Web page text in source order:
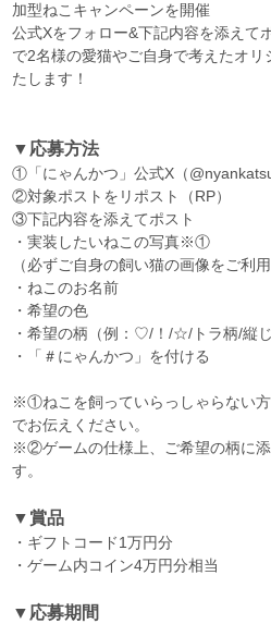
加型ねこキャンペーンを開催
公式Xをフォロー&下記内容を添えて
で2名様の愛猫やご自身で考えたオ
たします！
▼応募方法
①「にゃんかつ」公式X（
②対象ポストをリポスト（RP）
③下記内容を添えてポスト
・実装したいねこの写真※①
（必ずご自身の飼い猫の画像をご利用
・ねこのお名前
・希望の色
・希望の柄（例：♡/！/☆/トラ柄/
・「＃にゃんかつ」を付ける
※①ねこを飼っていらっしゃらない
でお伝えください。
※②ゲームの仕様上、ご希望の柄に
す。
▼賞品
・ギフトコード1万円分
・ゲーム内コイン4万円分相当
▼応募期間